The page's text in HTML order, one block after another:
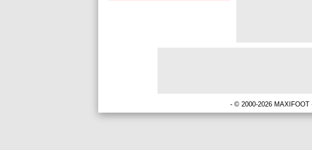
- © 2000-2026 MAXIFOOT